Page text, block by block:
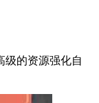
级的资源强化自